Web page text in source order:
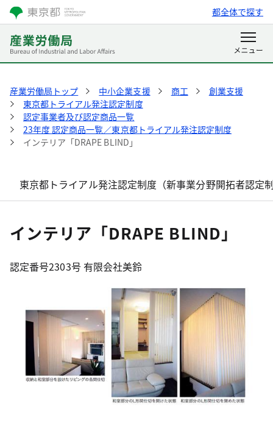
都全体で探す
産業労働局トップ 中小企業支援 商工
創業支援
東京都トライアル発注認定制度
認定事業者及び認定商品一覧
23年度 認定商品一覧／東京都トライアル発注認定制度
インテリア「DRAPE BLIND」
東京都トライアル発注認定制度（新事業分野開拓者認定
インテリア「DRAPE BLIND」
認定番号2303号 有限会社美鈴